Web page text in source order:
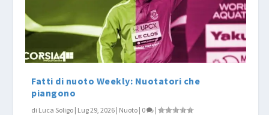
Fatti di nuoto Weekly: Nuotatori che
piangono
di Luca Soligo | Lug 29, 2026 | Nuoto | 0 |